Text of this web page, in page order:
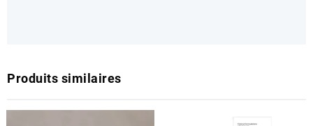
Produits similaires